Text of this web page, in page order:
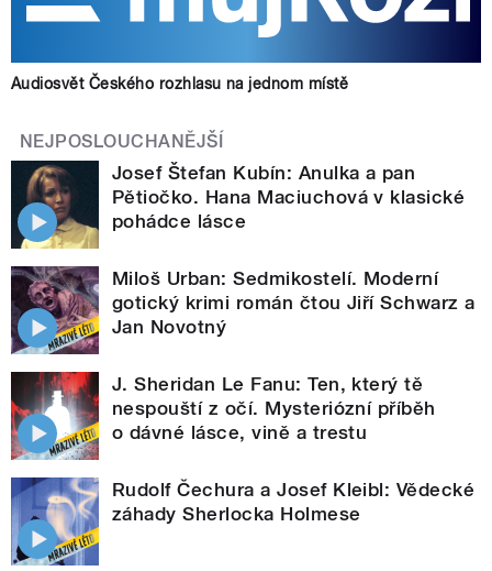
Audiosvět Českého rozhlasu na jednom místě
NEJPOSLOUCHANĚJŠÍ
Josef Štefan Kubín: Anulka a pan
Pětiočko. Hana Maciuchová v klasické
pohádce lásce
Miloš Urban: Sedmikostelí. Moderní
gotický krimi román čtou Jiří Schwarz a
Jan Novotný
J. Sheridan Le Fanu: Ten, který tě
nespouští z očí. Mysteriózní příběh
o dávné lásce, vině a trestu
Rudolf Čechura a Josef Kleibl: Vědecké
záhady Sherlocka Holmese